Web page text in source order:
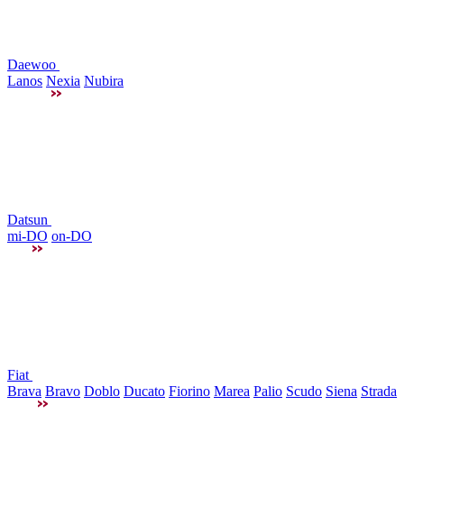
Daewoo
Lanos Nexia Nubira
Datsun
mi-DO on-DO
Fiat
Brava Bravo Doblo Ducato Fiorino Marea Palio Scudo Siena Strada